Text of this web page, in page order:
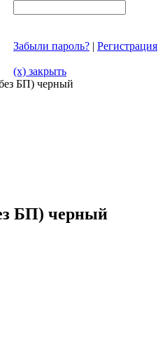
Забыли пароль? | Регистрация
(x) закрыть
БП) черный
БП) черный